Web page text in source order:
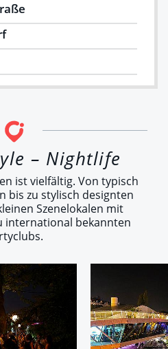
– Nightlife
ist vielfältig. Von typisch
bis zu stylisch designten
Szenelokalen mit
international bekannten